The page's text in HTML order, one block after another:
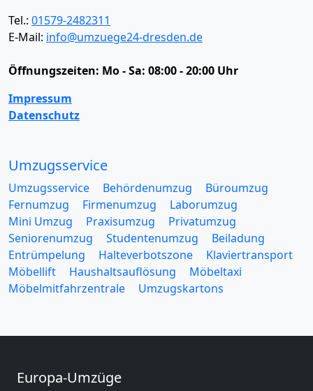
Tel.: 01579-2482311
E-Mail: info@umzuege24-dresden.de
Öffnungszeiten: Mo - Sa: 08:00 - 20:00 Uhr
Impressum
Datenschutz
Umzugsservice
Umzugsservice Behördenumzug
Büroumzug
Fernumzug
Firmenumzug
Laborumzug
Mini Umzug
Praxisumzug
Privatumzug
Seniorenumzug
Studentenumzug
Beiladung
Entrümpelung
Halteverbotszone
Klaviertransport
Möbellift
Haushaltsauflösung
Möbeltaxi
Möbelmitfahrzentrale
Umzugskartons
Europa-Umzüge